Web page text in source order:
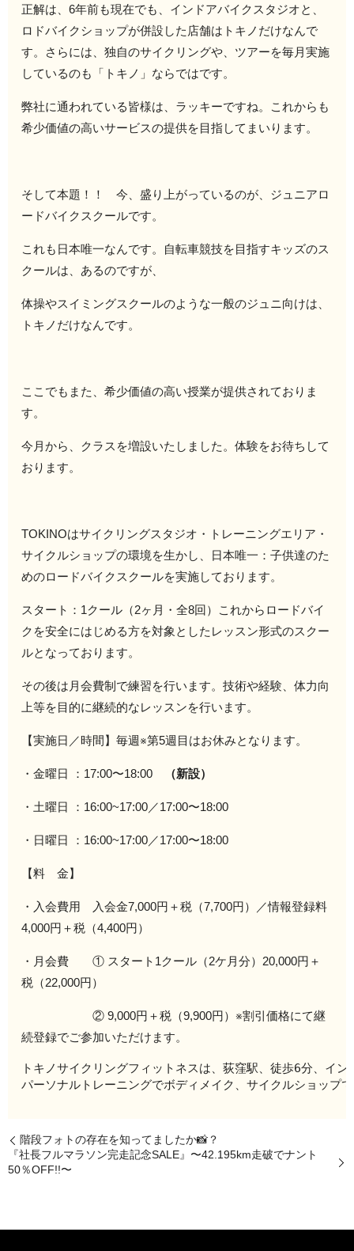
正解は、6年前も現在でも、インドアバイクスタジオと、
ロドバイクショップが併設した店舗はトキノだけなんで
す。さらには、独自のサイクリングや、ツアーを毎月実施
しているのも「トキノ」ならではです。
弊社に通われている皆様は、ラッキーですね。これからも
希少価値の高いサービスの提供を目指してまいります。
そして本題！！ 今、盛り上がっているのが、ジュニアロ
ードバイクスクールです。
これも日本唯一なんです。自転車競技を目指すキッズのス
クールは、あるのですが、
体操やスイミングスクールのような一般のジュニ向けは、
トキノだけなんです。
ここでもまた、希少価値の高い授業が提供されておりま
す。
今月から、クラスを増設いたしました。体験をお待ちして
おります。
TOKINOはサイクリングスタジオ・トレーニングエリア・
サイクルショップの環境を生かし、
日本唯一：子供達のた
めのロードバイクスクールを実施しております。
スタート：1クール（2ヶ月・全8回）これからロードバイ
クを安全にはじめる方を対象としたレッスン形式のスクー
ルとなっております。
その後は月会費制で練習を行います。技術や経験、体力向
上等を目的に継続的なレッスンを行います。
【実施日／時間】毎週※第5週目はお休みとなります。
・金曜日 ：17:00〜18:00 （新設）
・土曜日 ：16:00~17:00／17:00〜18:00
・日曜日 ：16:00~17:00／17:00〜18:00
【料 金】
・入会費用 入会金7,000円＋税（7,700円）／情報登録料
4,000円＋税（4,400円）
・月会費 ① スタート1クール（2ケ月分）20,000円＋
税（22,000円）
② 9,000円＋税（9,900円）※割引価格にて継
続登録でご参加いただけます。
トキノサイクリングフィットネスは、荻窪駅、徒歩6分、イ
パーソナルトレーニングでボディメイク、サイクルショップ
階段フォトの存在を知ってましたか📸？
『社長フルマラソン完走記念SALE』〜42.195km走破でナント
50％OFF!!〜